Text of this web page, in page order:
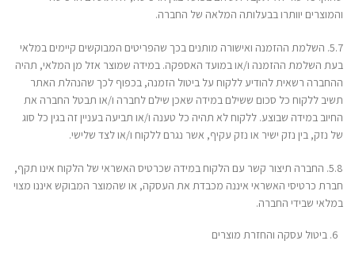
והמוצרים יוותרו בבעלותה המלאה של החברה.
5.7. השלמת ההזמנה ואישורה מותנים בכך שהפריטים המבוקשים קיימים במלאי
בעת השלמת ההזמנה ו/או במועד האספקה. במידה שמוצר אזל מן המלאי, תהיה
ההחברה רשאית להודיע ללקוח על ביטול הזמנה, בכפוף לכך שהנהלת האתר
תשיב ללקוח כל סכום ששילם במידה שאכן שילם לחברה ו/או תבטל החברה את
החיוב במידה שבוצע. ללקוח לא תהיה כל טענה ו/או תביעה בעניין זה בגין כל סוג
של נזק, בין נזק ישיר או נזק עקיף, אשר נגרם ללקוח ו/או לצד שלישי.
5.8. החברה תיצור קשר עם הלקוח במידה שכרטיס האשראי של הלקוח אינו תקף,
חברת כרטיסי האשראי איננה מכבדת את העסקה, או שהמוצר המבוקש איננו מצוי
במלאי שבידי החברה.
ביטול עסקה והחזרת מוצרים